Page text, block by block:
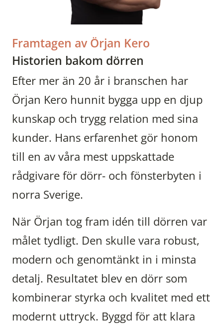
Framtagen av Örjan Kero
Historien bakom dörren
Efter mer än 20 år i branschen har
Örjan Kero hunnit bygga upp en djup
kunskap och trygg relation med sina
kunder. Hans erfarenhet gör honom
till en av våra mest uppskattade
rådgivare för dörr- och fönsterbyten i
norra Sverige.
När Örjan tog fram idén till dörren var
målet tydligt. Den skulle vara robust,
modern och genomtänkt in i minsta
detalj. Resultatet blev en dörr som
kombinerar styrka och kvalitet med ett
modernt uttryck. Byggd för att klara